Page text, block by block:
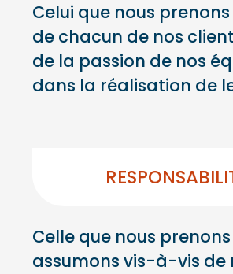
Celui que nous
de chacun de nos
de la passion de nos
dans la réalisation de
Celle que nous
assumons vis-à-vis de